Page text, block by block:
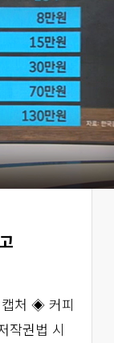
처 ◈ 커피
작권법 시